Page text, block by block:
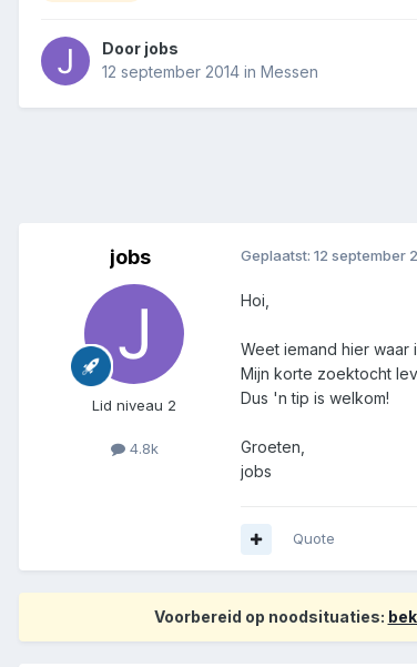
Door jobs
12 september 2014 in Messen
jobs
Lid niveau 2
4.8k
Geplaatst: 12 september
Hoi,
Weet iemand hier
Mijn korte zoektocht
Dus 'n tip is welkom!
Groeten,
jobs
Quote
Voorbereid op noodsituaties: